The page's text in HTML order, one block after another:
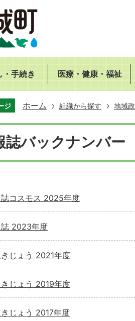
・手続き 医療・健康・福祉
ジ ホーム 組織から探す 地域
誌バックナンバー
コスモス 2025年度
誌 2023年度
じょう 2021年度
じょう 2019年度
じょう 2017年度